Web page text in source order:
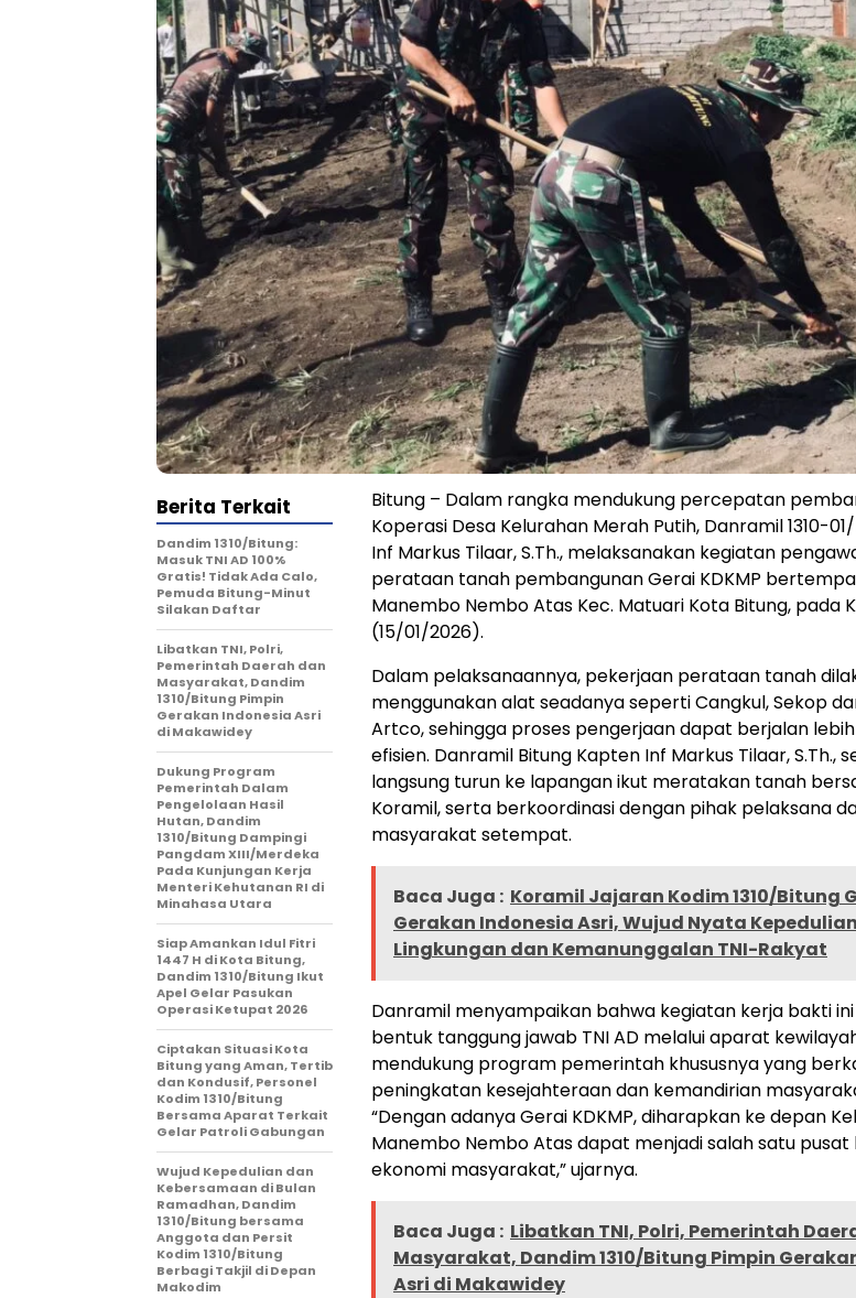
Bitung – Dalam rangka mendukung percepatan
Koperasi Desa Kelurahan Merah Putih, Danramil 1310-
Inf Markus Tilaar, S.Th., melaksanakan kegiatan
perataan tanah pembangunan Gerai KDKMP
Manembo Nembo Atas Kec. Matuari Kota Bitung, pada
(15/01/2026).
Dalam pelaksanaannya, pekerjaan perataan tanah
menggunakan alat seadanya seperti Cangkul, Sekop
Artco, sehingga proses pengerjaan dapat berjalan
efisien. Danramil Bitung Kapten Inf Markus Tilaar, S.Th.,
langsung turun ke lapangan ikut meratakan tanah
Koramil, serta berkoordinasi dengan pihak pelaksana
masyarakat setempat.
Baca Juga : Koramil Jajaran Kodim 1310/Bitung
Gerakan Indonesia Asri, Wujud Nyata Kepedulian
Lingkungan dan Kemanunggalan TNI-Rakyat
Danramil menyampaikan bahwa kegiatan kerja bakti
bentuk tanggung jawab TNI AD melalui aparat
mendukung program pemerintah khususnya yang
peningkatan kesejahteraan dan kemandirian
“Dengan adanya Gerai KDKMP, diharapkan ke depan
Manembo Nembo Atas dapat menjadi salah satu
ekonomi masyarakat,” ujarnya.
Baca Juga : Libatkan TNI, Polri, Pemerintah
Masyarakat, Dandim 1310/Bitung Pimpin
Asri di Makawidey
Berita Terkait
Dandim 1310/Bitung:
Masuk TNI AD 100%
Gratis! Tidak Ada Calo,
Pemuda Bitung-Minut
Silakan Daftar
Libatkan TNI, Polri,
Pemerintah Daerah dan
Masyarakat, Dandim
1310/Bitung Pimpin
Gerakan Indonesia Asri
di Makawidey
Dukung Program
Pemerintah Dalam
Pengelolaan Hasil
Hutan, Dandim
1310/Bitung Dampingi
Pangdam XIII/Merdeka
Pada Kunjungan Kerja
Menteri Kehutanan RI di
Minahasa Utara
Siap Amankan Idul Fitri
1447 H di Kota Bitung,
Dandim 1310/Bitung Ikut
Apel Gelar Pasukan
Operasi Ketupat 2026
Ciptakan Situasi Kota
Bitung yang Aman, Tertib
dan Kondusif, Personel
Kodim 1310/Bitung
Bersama Aparat Terkait
Gelar Patroli Gabungan
Wujud Kepedulian dan
Kebersamaan di Bulan
Ramadhan, Dandim
1310/Bitung bersama
Anggota dan Persit
Kodim 1310/Bitung
Berbagi Takjil di Depan
Makodim